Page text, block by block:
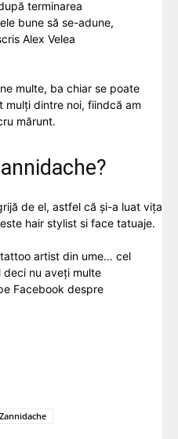
terminarea
bune să se-adune,
Alex Velea
multe, ba chiar se poate
dintre noi, fiindcă am
mărunt.
de el, astfel că și-a luat vița
hair stylist si face tatuaje.
artist din ume… cel
deci nu aveți multe
Facebook despre
Zannidache